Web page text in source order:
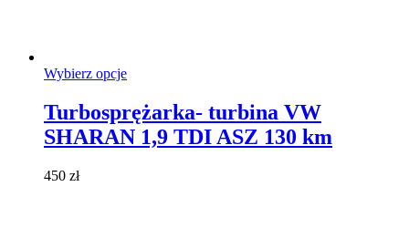
Wybierz opcjeTen
wiele
wariantów.
Turbosprężarka- turbina VW
SHARAN 1,9 TDI ASZ 130 km
450 zł